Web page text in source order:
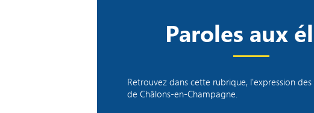
Effectuez
signalement ou
une
Paroles aux
Retrouvez dans cette rubrique, l'expression des
de Châlons-en-Champagne.